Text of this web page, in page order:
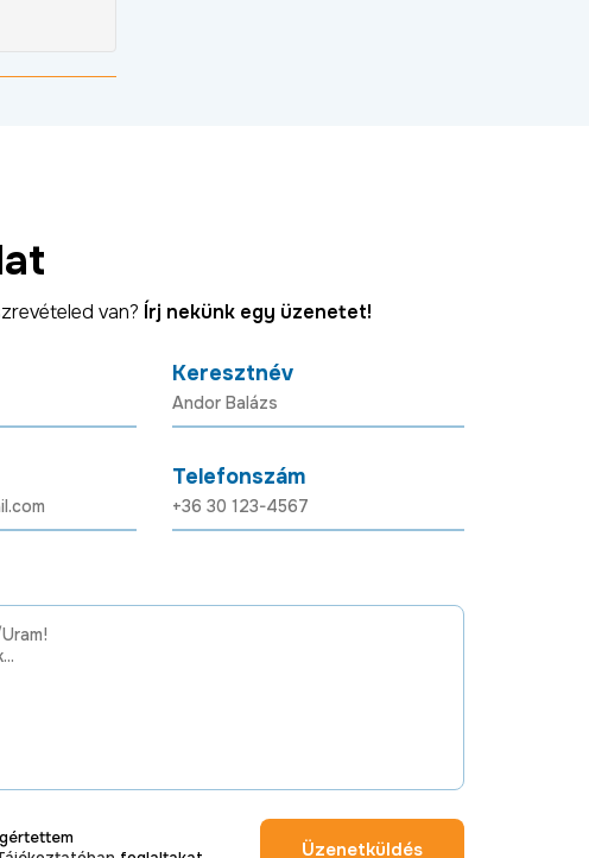
van? Írj nekünk egy üzenetet!
Keresztnév
Telefonszám
Üzenetküldés